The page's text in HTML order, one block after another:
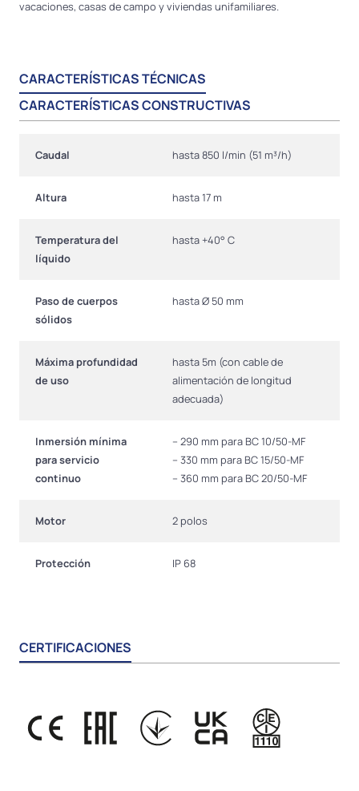
vacaciones, casas de campo y viviendas unifamiliares.
CARACTERÍSTICAS TÉCNICAS
CARACTERÍSTICAS CONSTRUCTIVAS
Caudal hasta 850 l/min (51 m³/h)
Altura hasta 17 m
Temperatura del
líquido
hasta +40° C
Paso de cuerpos
sólidos
hasta Ø 50 mm
Máxima profundidad
de uso
hasta 5m (con cable de
alimentación de longitud
adecuada)
Inmersión mínima
para servicio
continuo
– 290 mm para BC 10/50-MF
– 330 mm para BC 15/50-MF
– 360 mm para BC 20/50-MF
Motor 2 polos
Protección IP 68
CERTIFICACIONES